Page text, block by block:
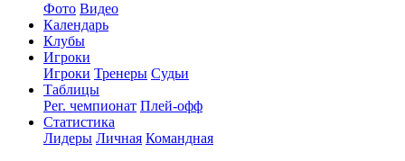
Фото Видео
Календарь
Клубы
Игроки
Игроки Тренеры Судьи
Таблицы
Рег. чемпионат Плей-офф
Статистика
Лидеры Личная Командная